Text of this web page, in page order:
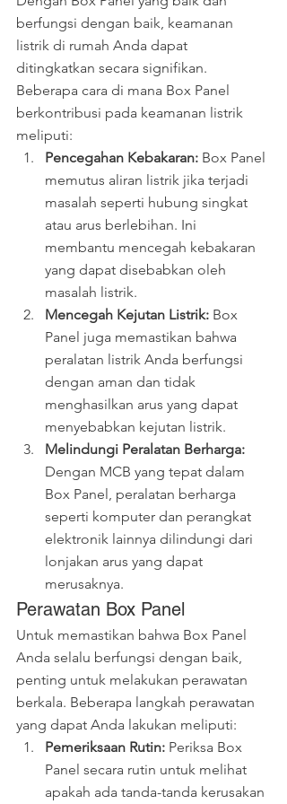
berfungsi dengan baik, keamanan
listrik di rumah Anda dapat
ditingkatkan secara signifikan.
Beberapa cara di mana Box Panel
berkontribusi pada keamanan listrik
meliputi:
Pencegahan Kebakaran: Box Panel
memutus aliran listrik jika terjadi
masalah seperti hubung singkat
atau arus berlebihan. Ini
membantu mencegah kebakaran
yang dapat disebabkan oleh
masalah listrik.
Mencegah Kejutan Listrik: Box
Panel juga memastikan bahwa
peralatan listrik Anda berfungsi
dengan aman dan tidak
menghasilkan arus yang dapat
menyebabkan kejutan listrik.
Melindungi Peralatan Berharga:
Dengan MCB yang tepat dalam
Box Panel, peralatan berharga
seperti komputer dan perangkat
elektronik lainnya dilindungi dari
lonjakan arus yang dapat
merusaknya.
Perawatan Box Panel
Untuk memastikan bahwa Box Panel
Anda selalu berfungsi dengan baik,
penting untuk melakukan perawatan
berkala. Beberapa langkah perawatan
yang dapat Anda lakukan meliputi:
Pemeriksaan Rutin: Periksa Box
Panel secara rutin untuk melihat
apakah ada tanda-tanda kerusakan